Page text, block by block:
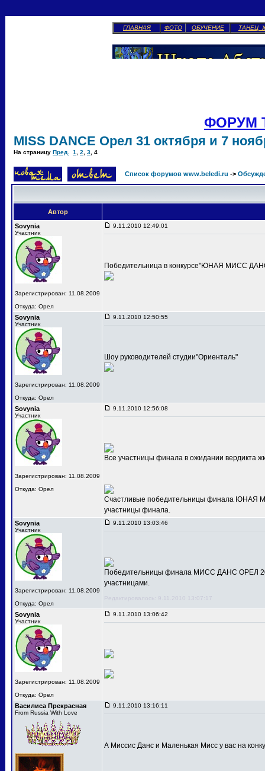
ГЛАВНАЯ ФОТО ОБУЧЕНИЕ ТАНЕЦ
ФОРУМ
MISS DANCE Орел 31 октября и 7
На страницу Пред. 1 2 3 4
Список форумов www.beledi.ru ->
Автор
Sovynia
Участник
Зарегистрирован: 11.08.2009
Откуда: Орел
9.11.2010 12:49:01
Победительница в конкурсе"ЮНАЯ МИСС
Sovynia
Участник
Зарегистрирован: 11.08.2009
Откуда: Орел
9.11.2010 12:50:55
Шоу руководителей студии"Ориенталь"
Sovynia
Участник
Зарегистрирован: 11.08.2009
Откуда: Орел
9.11.2010 12:56:08
Все участницы финала в ожидании вердикта
Счастливые победительницы финала ЮНАЯ
участницы финала.
Sovynia
Участник
Зарегистрирован: 11.08.2009
Откуда: Орел
9.11.2010 13:03:46
Победительницы финала МИСС ДАНС ОРЕЛ
участницами.
Редактировалось: 9.11.2010 13:07:17
Sovynia
Участник
Зарегистрирован: 11.08.2009
Откуда: Орел
9.11.2010 13:06:42
Василиса Прекрасная
From Russia With Love
9.11.2010 13:16:11
А Миссис Данс и Маленькая Мисс у вас на